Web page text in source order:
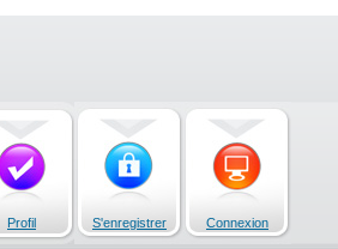
Profil S'enregistrer Connexion